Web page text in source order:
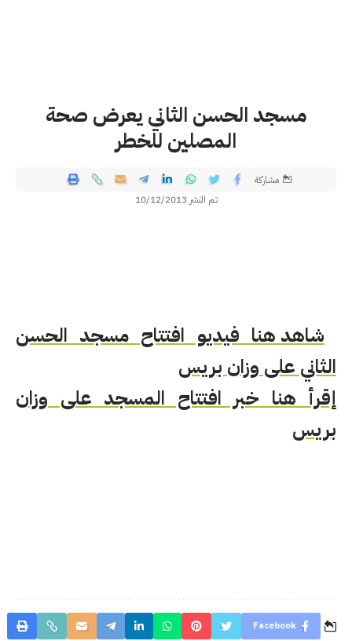
مسجد الحسن الثاني يعرض صحة
المصلين للخطر
تم النشر 10/12/2013
مشاركة
شاهد هنا فيديو افتتاح مسجد الحسن
الثاني على وزان بريس
إقرأ هنا خبر افتتاح المسجد على وزان
بريس
Facebook